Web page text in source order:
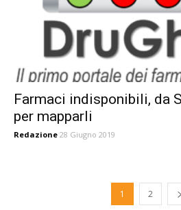
Farmaci indisponibili, da
per mapparli
Redazione 28 Giugno 2019
1 2